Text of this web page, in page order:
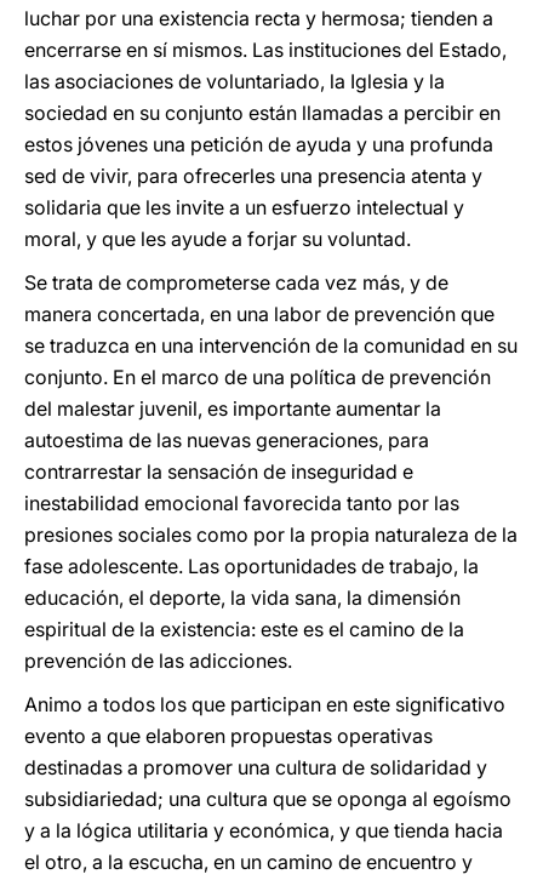
luchar por una existencia recta y hermosa; tienden a
encerrarse en sí mismos. Las instituciones del Estado,
las asociaciones de voluntariado, la Iglesia y la
sociedad en su conjunto están llamadas a percibir en
estos jóvenes una petición de ayuda y una profunda
sed de vivir, para ofrecerles una presencia atenta y
solidaria que les invite a un esfuerzo intelectual y
moral, y que les ayude a forjar su voluntad.
Se trata de comprometerse cada vez más, y de
manera concertada, en una labor de prevención que
se traduzca en una intervención de la comunidad en su
conjunto. En el marco de una política de prevención
del malestar juvenil, es importante aumentar la
autoestima de las nuevas generaciones, para
contrarrestar la sensación de inseguridad e
inestabilidad emocional favorecida tanto por las
presiones sociales como por la propia naturaleza de la
fase adolescente. Las oportunidades de trabajo, la
educación, el deporte, la vida sana, la dimensión
espiritual de la existencia: este es el camino de la
prevención de las adicciones.
Animo a todos los que participan en este significativo
evento a que elaboren propuestas operativas
destinadas a promover una cultura de solidaridad y
subsidiariedad; una cultura que se oponga al egoísmo
y a la lógica utilitaria y económica, y que tienda hacia
el otro, a la escucha, en un camino de encuentro y